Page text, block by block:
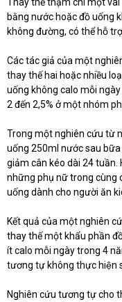
bằng nước hoặc đồ uống
không đường, có thể hỗ
Các tác giả của một
thay thế hai hoặc nhiều
uống không calo mỗi
2 đến 2,5% ở một nhóm
Trong một nghiên cứu từ
uống 250ml nước sau
giảm cân kéo dài 24 tuần.
những phụ nữ trong cùng
uống dành cho người ăn
Kết quả của một nghiên
thay thế một khẩu phần
ít calo mỗi ngày trong 4
tương tự không thực hiện
Nghiên cứu tương tự cho